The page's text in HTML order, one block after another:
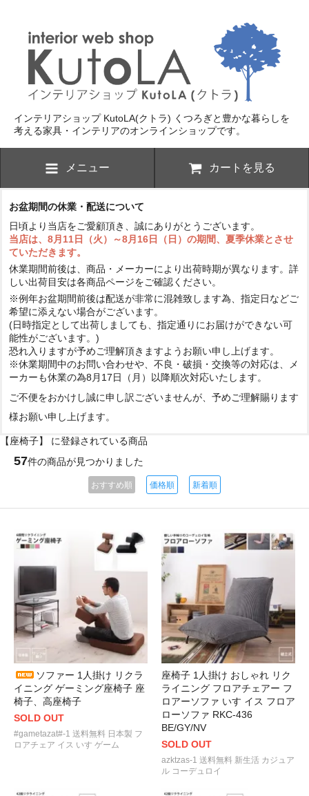
インテリアショップ KutoLA(クトラ) くつろぎと豊かな暮らしを
考える家具・インテリアのオンラインショップです。
メニュー カートを見る
お盆期間の休業・配送について
日頃より当店をご愛顧頂き、誠にありがとうございます。
当店は、8月11日（火）～8月16日（日）の期間、夏季休業とさせ
ていただきます。
休業期間前後は、商品・メーカーにより出荷時期が異なります。詳
しい出荷目安は各商品ページをご確認ください。
※例年お盆期間前後は配送が非常に混雑致します為、指定日などご
希望に添えない場合がございます。
(日時指定として出荷しましても、指定通りにお届けができない可
能性がございます。)
恐れ入りますが予めご理解頂きますようお願い申し上げます。
※休業期間中のお問い合わせや、不良・破損・交換等の対応は、メ
ーカーも休業の為8月17日（月）以降順次対応いたします。
ご不便をおかけし誠に申し訳ございませんが、予めご理解賜ります
様お願い申し上げます。
【座椅子】 に登録されている商品
57件の商品が見つかりました
おすすめ順 価格順 新着順
ソファー 1人掛け リクラ
イニング ゲーミング座椅子 座
椅子、高座椅子
SOLD OUT
#gametazat#-1 送料無料 日本製 フ
ロアチェア イス いす ゲーム
座椅子 1人掛け おしゃれ リク
ライニング フロアチェアー フ
ロアーソファ いす イス フロア
ローソファ RKC-436
BE/GY/NV
SOLD OUT
azktzas-1 送料無料 新生活 カジュア
ル コーデュロイ